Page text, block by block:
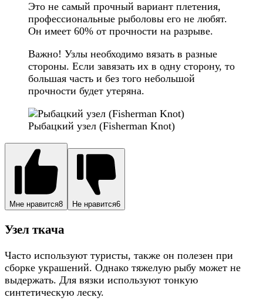
Это не самый прочный вариант плетения,
профессиональные рыболовы его не любят.
Он имеет 60% от прочности на разрыве.
Важно! Узлы необходимо вязать в разные
стороны. Если завязать их в одну сторону, то
большая часть и без того небольшой
прочности будет утеряна.
Рыбацкий узел (Fisherman Knot)
Мне нравится8 Не нравится6
Узел ткача
Часто используют туристы, также он полезен при
сборке украшений. Однако тяжелую рыбу может не
выдержать. Для вязки используют тонкую
синтетическую леску.